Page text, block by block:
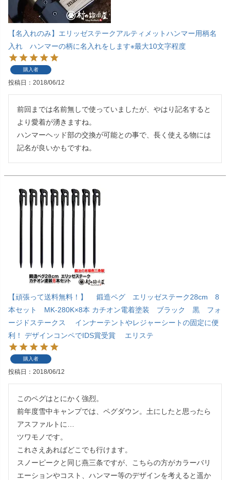
【名入れのみ】エリッゼステークアルティメットハンマー用柄名
入れ ハンマーの柄に名入れをします※最大10文字程度
購入者
投稿日 2018/06/12
前回までは名前無しで使っていましたが、やはり記名すると
より愛着が湧きますね。
ハンマーヘッド部の交換が可能との事で、長く使える物には
記名が良いかもですね。
【頑張って送料無料！】 鍛造ペグ エリッゼステーク28cm 8
本セット MK-280K×8本 カチオン電着塗装 ブラック 黒 フォ
ージドステークス インナーテントやレジャーシートの固定に便
利！ デザインコンペでIDS賞受賞 エリステ
購入者
投稿日 2018/06/12
このペグはとにかく強烈。
前年度雪中キャンプでは、ペグダウン。土にしたと思ったら
アスファルトに…
ツワモノです。
これさえあればどこでも行けます。
スノーピークと同じ燕三条ですが、こちらの方がカラーバリ
エーションやコスト、ハンマー等のデザインを考えると遥か